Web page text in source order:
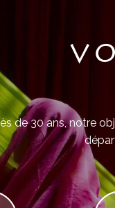
de 30 ans, notre